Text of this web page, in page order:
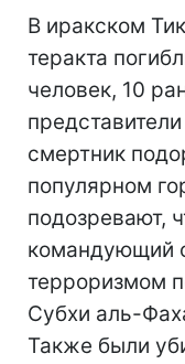
В иракском
теракта
человек, 10
смертник
популярном
подозревают,
командующий
терроризмом
Субхи аль-
Также были